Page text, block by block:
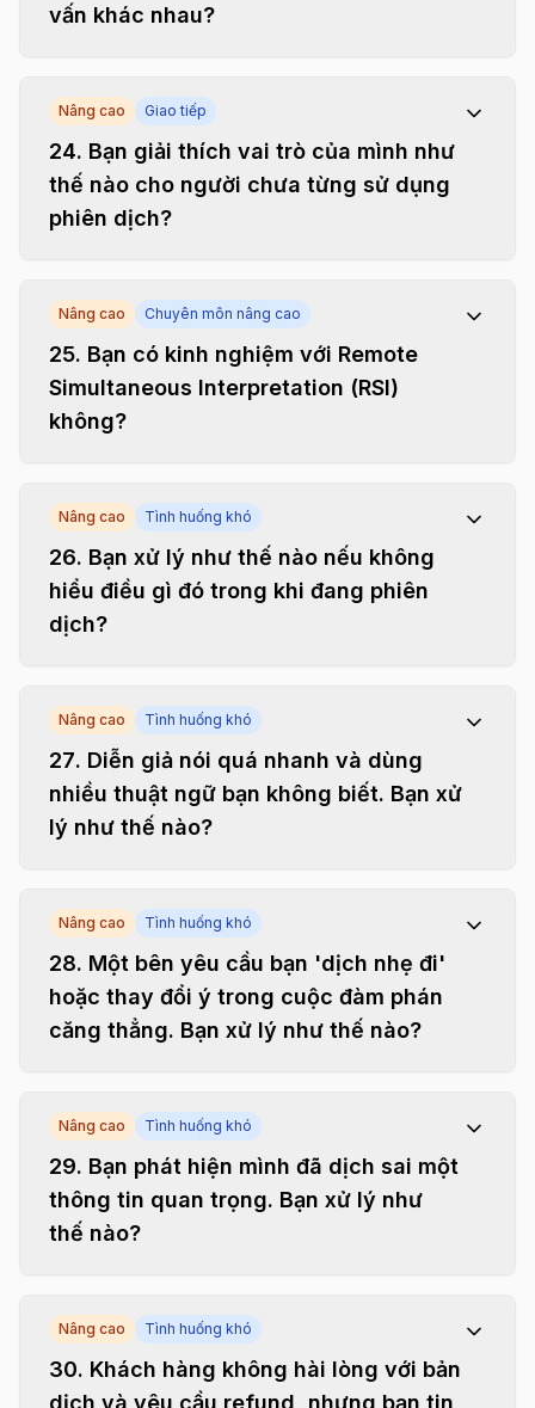
vấn khác nhau?
Nâng cao Giao tiếp
24. Bạn giải thích vai trò của mình như
thế nào cho người chưa từng sử dụng
phiên dịch?
Nâng cao Chuyên môn nâng cao
25. Bạn có kinh nghiệm với Remote
Simultaneous Interpretation (RSI)
không?
Nâng cao Tình huống khó
26. Bạn xử lý như thế nào nếu không
hiểu điều gì đó trong khi đang phiên
dịch?
Nâng cao Tình huống khó
27. Diễn giả nói quá nhanh và dùng
nhiều thuật ngữ bạn không biết. Bạn xử
lý như thế nào?
Nâng cao Tình huống khó
28. Một bên yêu cầu bạn 'dịch nhẹ đi'
hoặc thay đổi ý trong cuộc đàm phán
căng thẳng. Bạn xử lý như thế nào?
Nâng cao Tình huống khó
29. Bạn phát hiện mình đã dịch sai một
thông tin quan trọng. Bạn xử lý như
thế nào?
Nâng cao Tình huống khó
30. Khách hàng không hài lòng với bản
dịch và yêu cầu refund, nhưng bạn tin